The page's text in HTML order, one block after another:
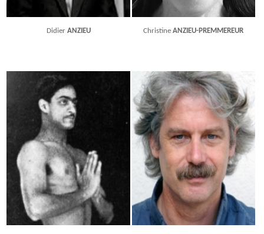
Didier ANZIEU ChristineANZIEU-PREMMEREUR